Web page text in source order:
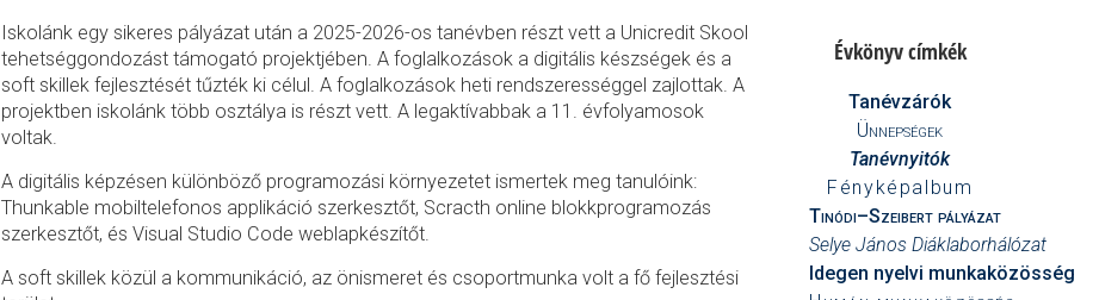
Iskolánk egy sikeres pályázat után a 2025-2026-os tanévben részt vett a Unicredit Skool
tehetséggondozást támogató projektjében. A foglalkozások a digitális készségek és a
soft skillek fejlesztését tűzték ki célul. A foglalkozások heti rendszerességgel zajlottak. A
projektben iskolánk több osztálya is részt vett. A legaktívabbak a 11. évfolyamosok
voltak.
A digitális képzésen különböző programozási környezetet ismertek meg tanulóink:
Thunkable mobiltelefonos applikáció szerkesztőt, Scracth online blokkprogramozás
szerkesztőt, és Visual Studio Code weblapkészítőt.
A soft skillek közül a kommunikáció, az önismeret és csoportmunka volt a fő fejlesztési
Évkönyv címkék
Tanévzárók
Ünnepségek
Tanévnyitók
Fényképalbum
Tinódi–Szeibert pályázat
Selye János Diáklaborhálózat
Idegen nyelvi munkaközösség